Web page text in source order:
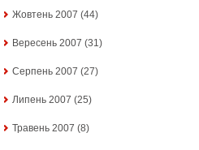
Жовтень 2007 (44)
Вересень 2007 (31)
Серпень 2007 (27)
Липень 2007 (25)
Травень 2007 (8)